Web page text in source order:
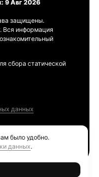
9 Авг 2026
защищены.
Вся информация
сбора статической
данных
было удобно.
данных.